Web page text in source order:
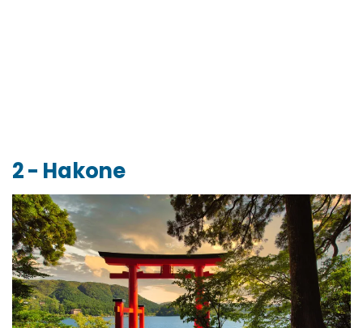
2 - Hakone